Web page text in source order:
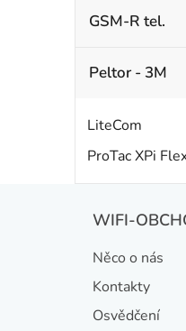
GSM-R tel.
Peltor - 3M
LiteCom
ProTac XPi
WIFI-
Něco o nás
Kontakty
Osvědčení